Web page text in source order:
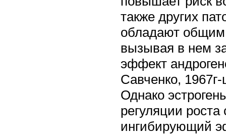
также других
обладают общим
вызывая в нем
эффект
Савченко,
Однако
регуляции
ингибирующий